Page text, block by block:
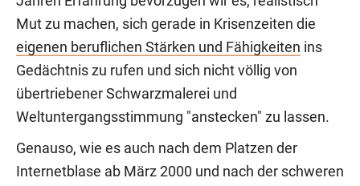
Mut zu machen, sich gerade in Krisenzeiten die
eigenen beruflichen Stärken und Fähigkeiten ins
Gedächtnis zu rufen und sich nicht völlig von
übertriebener Schwarzmalerei und
Weltuntergangsstimmung "anstecken" zu lassen.
Genauso, wie es auch nach dem Platzen der
Internetblase ab März 2000 und nach der schweren